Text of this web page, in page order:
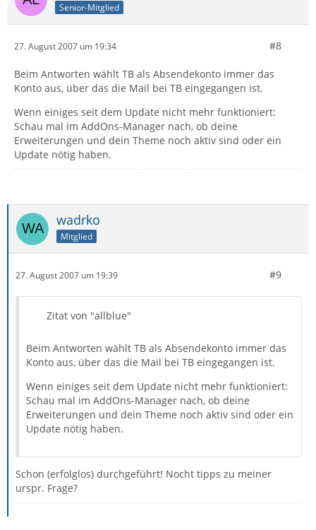
Senior-Mitglied
27. August 2007 um 19:34 #8
Beim Antworten wählt TB als Absendekonto immer das
Konto aus, über das die Mail bei TB eingegangen ist.
Wenn einiges seit dem Update nicht mehr funktioniert:
Schau mal im AddOns-Manager nach, ob deine
Erweiterungen und dein Theme noch aktiv sind oder ein
Update nötig haben.
wadrko
Mitglied
27. August 2007 um 19:39 #9
Zitat von "allblue"
Beim Antworten wählt TB als Absendekonto immer das
Konto aus, über das die Mail bei TB eingegangen ist.
Wenn einiges seit dem Update nicht mehr funktioniert:
Schau mal im AddOns-Manager nach, ob deine
Erweiterungen und dein Theme noch aktiv sind oder ein
Update nötig haben.
Schon (erfolglos) durchgeführt! Nocht tipps zu meiner
urspr. Frage?